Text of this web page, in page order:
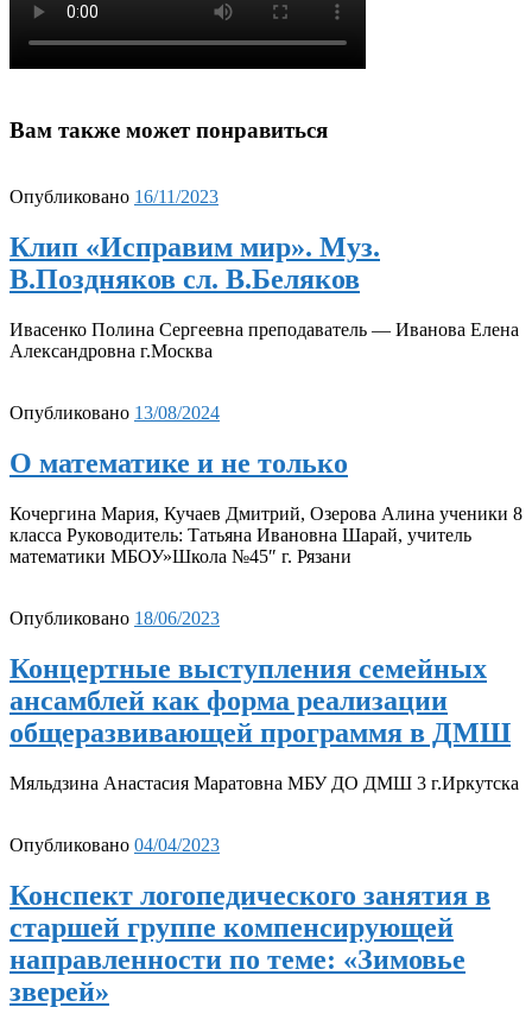
Вам также может понравиться
Опубликовано 16/11/2023
Клип «Исправим мир». Муз.
В.Поздняков сл. В.Беляков
Ивасенко Полина Сергеевна преподаватель — Иванова Елена
Александровна г.Москва
Опубликовано 13/08/2024
О математике и не только
Кочергина Мария, Кучаев Дмитрий, Озерова Алина ученики 8
класса Руководитель: Татьяна Ивановна Шарай, учитель
математики МБОУ»Школа №45″ г. Рязани
Опубликовано 18/06/2023
Концертные выступления семейных
ансамблей как форма реализации
общеразвивающей программя в ДМШ
Мяльдзина Анастасия Маратовна МБУ ДО ДМШ 3 г.Иркутска
Опубликовано 04/04/2023
Конспект логопедического занятия в
старшей группе компенсирующей
направленности по теме: «Зимовье
зверей»